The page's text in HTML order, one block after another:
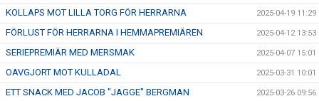
KOLLAPS MOT LILLA TORG FÖR HERRARNA 2025-04-19 11:29
FÖRLUST FÖR HERRARNA I HEMMAPREMIÄREN 2025-04-12 13:53
SERIEPREMIÄR MED MERSMAK 2025-04-07 15:01
OAVGJORT MOT KULLADAL 2025-03-31 10:01
ETT SNACK MED JACOB "JAGGE" BERGMAN 2025-03-26 09:56